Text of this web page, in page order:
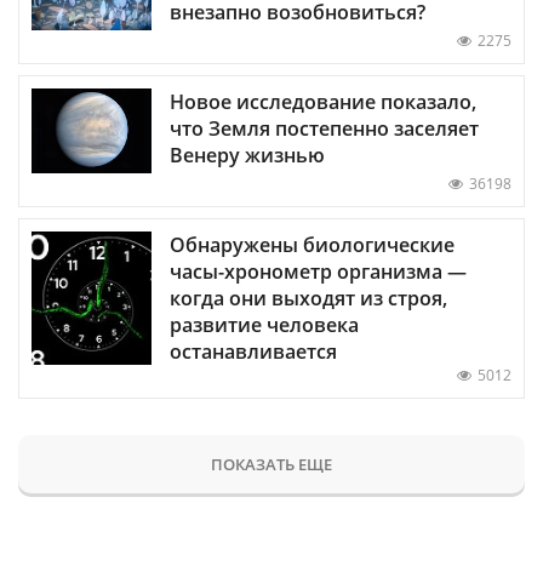
внезапно возобновиться?
2275
Новое исследование показало,
что Земля постепенно заселяет
Венеру жизнью
36198
Обнаружены биологические
часы-хронометр организма —
когда они выходят из строя,
развитие человека
останавливается
5012
ПОКАЗАТЬ ЕЩЕ